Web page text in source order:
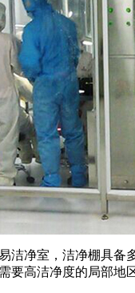
洁净室，洁净棚具
要高洁净度的局部地